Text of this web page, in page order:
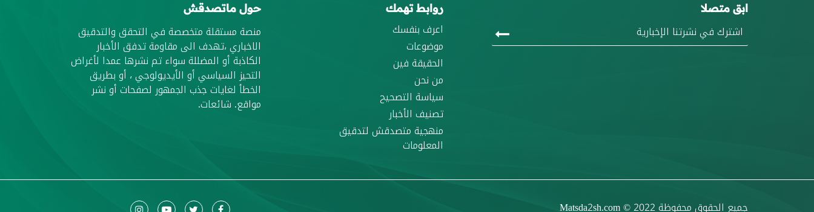
ابق متصلا روابط تهمك
اعرف بنفسك
موضوعات
الحقيقة فين
من نحن
سياسة التصحيح
تصنيف الأخبار
منهجية متصدقش لتدقيق
المعلومات
حول ماتصدقش
منصة مستقلة متخصصة في التحقق والتدقيق
الاخباري ،تهدف الى مقاومة تدفق الأخبار
الكاذبة أو المضللة سواء تم نشرها عمدا لأغراض
التحيز السياسي أو الأيديولوجي ، أو بطريق
الخطأ لغايات جذب الجمهور لصفحات أو نشر
مواقع. شائعات.
جميع الحقوق محفوظة Matsda2sh.com© 2022